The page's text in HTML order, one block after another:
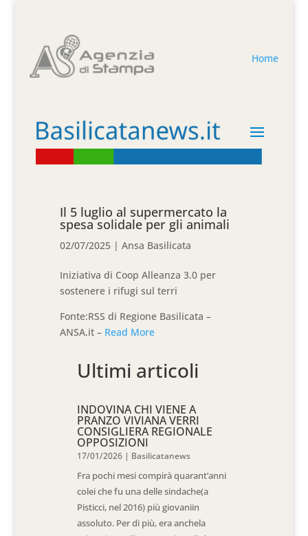
Home
Il 5 luglio al supermercato la
spesa solidale per gli animali
02/07/2025 |Ansa Basilicata
Iniziativa di Coop Alleanza 3.0 per
sostenere i rifugi sul terri
Fonte:RSS di Regione Basilicata –
ANSA.it – Read More
Ultimi articoli
INDOVINA CHI VIENE A
PRANZO VIVIANA VERRI
CONSIGLIERA REGIONALE
OPPOSIZIONI
17/01/2026 | Basilicatanews
Fra pochi mesi compirà quarant’anni
colei che fu una delle sindache(a
Pisticci, nel 2016) più giovaniin
assoluto. Per di più, era anchela